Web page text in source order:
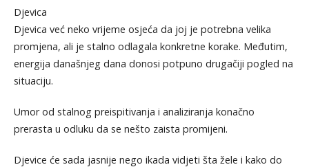
Djevica
Djevica već neko vrijeme osjeća da joj je potrebna velika
promjena, ali je stalno odlagala konkretne korake. Međutim,
energija današnjeg dana donosi potpuno drugačiji pogled na
situaciju.
Umor od stalnog preispitivanja i analiziranja konačno
prerasta u odluku da se nešto zaista promijeni.
Djevice će sada jasnije nego ikada vidjeti šta žele i kako do